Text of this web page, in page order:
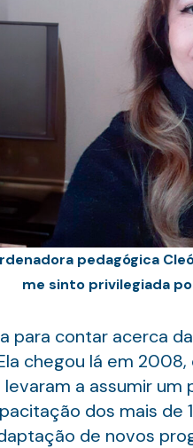
pedagógica
me sinto privilegiada
para contar acerca
chegou lá em
a assumir
dos mais
de novos